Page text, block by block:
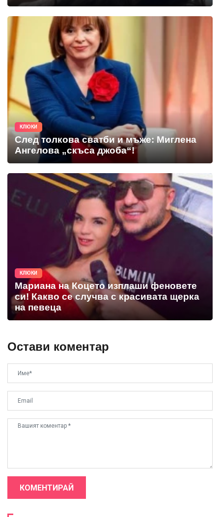
КЛЮКИ
След толкова сватби и мъже: Миглена
Ангелова „скъса джоба“!
КЛЮКИ
Мариана на Коцето изплаши феновете
си! Какво се случва с красивата щерка
на певеца
Остави коментар
КОМЕНТИРАЙ